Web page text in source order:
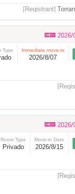
[Registrant]
2026/
Type Immediate move-in
2026/8/07
2026/
Room Type
Privado
Move-in Date
2026/8/15